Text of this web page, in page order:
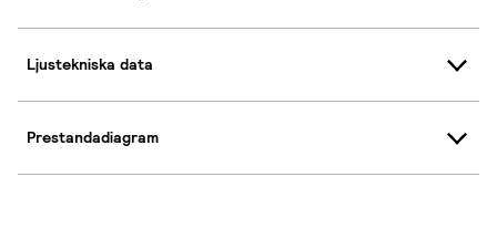
Ljustekniska data
Prestandadiagram